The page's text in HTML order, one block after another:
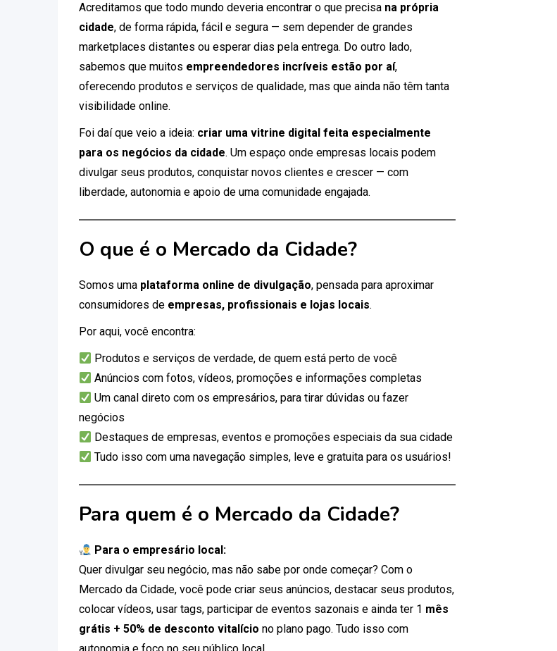
Acreditamos que todo mundo deveria encontrar o que precisa na própria
cidade, de forma rápida, fácil e segura — sem depender de grandes
marketplaces distantes ou esperar dias pela entrega. Do outro lado,
sabemos que muitos empreendedores incríveis estão por aí,
oferecendo produtos e serviços de qualidade, mas que ainda não têm tanta
visibilidade online.
Foi daí que veio a ideia: criar uma vitrine digital feita especialmente
para os negócios da cidade. Um espaço onde empresas locais podem
divulgar seus produtos, conquistar novos clientes e crescer — com
liberdade, autonomia e apoio de uma comunidade engajada.
O que é o Mercado da Cidade?
Somos uma plataforma online de divulgação, pensada para aproximar
consumidores de empresas, profissionais e lojas locais.
Por aqui, você encontra:
Produtos e serviços de verdade, de quem está perto de você
Anúncios com fotos, vídeos, promoções e informações completas
Um canal direto com os empresários, para tirar dúvidas ou fazer
negócios
Destaques de empresas, eventos e promoções especiais da sua cidade
Tudo isso com uma navegação simples, leve e gratuita para os usuários!
Para quem é o Mercado da Cidade?
Para o empresário local:
Quer divulgar seu negócio, mas não sabe por onde começar? Com o
Mercado da Cidade, você pode criar seus anúncios, destacar seus produtos,
colocar vídeos, usar tags, participar de eventos sazonais e ainda ter 1 mês
grátis + 50% de desconto vitalício no plano pago. Tudo isso com